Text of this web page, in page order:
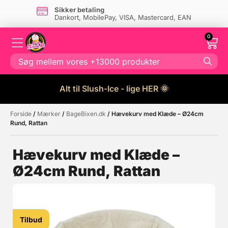
Sikker betaling
Dankort, MobilePay, VISA, Mastercard, EAN
0
Alt til Slush-Ice - lige HER 🌞
Måske kunne nogle af disse
Forside / Mærker / BageBixen.dk / Hævekurv med Klæde – Ø24cm
Rund, Rattan
Hævekurv med Klæde –
Ø24cm Rund, Rattan
Tilbud